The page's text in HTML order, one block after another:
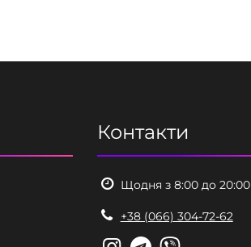
Контакти
Щодня з 8:00 до 20:00
+38 (066) 304-72-62